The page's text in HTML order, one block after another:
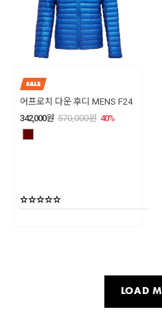
어프로치 다운 후디 MENS F24
342,000원 570,000원 40%
LOAD